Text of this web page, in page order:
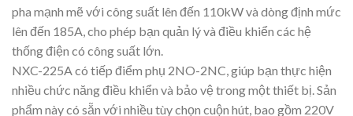
pha mạnh mẽ với công suất lên đến 110kW và dòng định mức
lên đến 185A, cho phép bạn quản lý và điều khiển các hệ
thống điện có công suất lớn.
NXC-225A có tiếp điểm phụ 2NO-2NC, giúp bạn thực hiện
nhiều chức năng điều khiển và bảo vệ trong một thiết bị. Sản
phẩm này có sẵn với nhiều tùy chọn cuộn hút, bao gồm 220V